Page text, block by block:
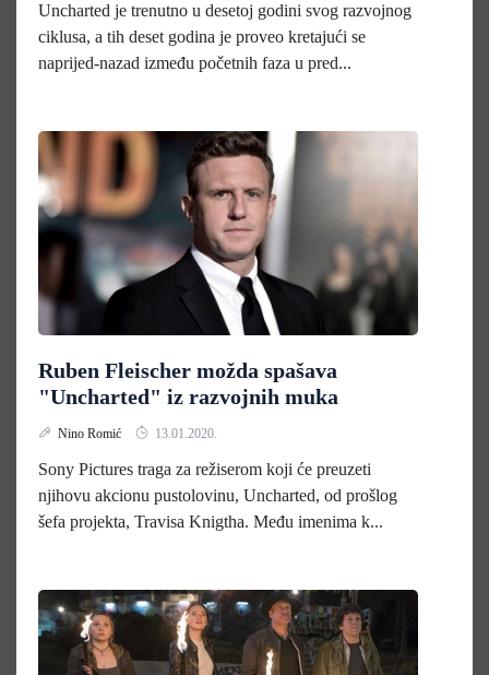
Uncharted je trenutno u desetoj godini svog razvojnog
ciklusa, a tih deset godina je proveo kretajući se
naprijed-nazad između početnih faza u pred...
Ruben Fleischer možda spašava
"Uncharted" iz razvojnih muka
Nino Romić 13.01.2020.
Sony Pictures traga za režiserom koji će preuzeti
njihovu akcionu pustolovinu, Uncharted, od prošlog
šefa projekta, Travisa Knigtha. Među imenima k...